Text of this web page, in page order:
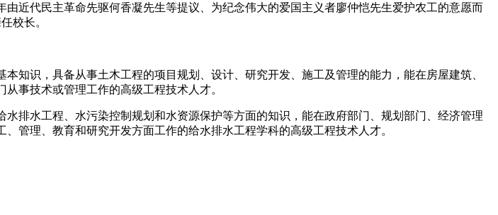
近代民主革命先驱何香凝先生等提议、为纪念伟大的爱国主义者廖仲恺先生爱护农工的意愿而
校长。
知识，具备从事土木工程的项目规划、设计、研究开发、施工及管理的能力，能在房屋建筑、
事技术或管理工作的高级工程技术人才。
排水工程、水污染控制规划和水资源保护等方面的知识，能在政府部门、规划部门、经济管理
管理、教育和研究开发方面工作的给水排水工程学科的高级工程技术人才。